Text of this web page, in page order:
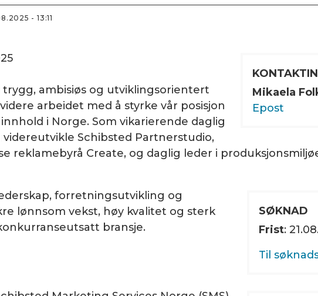
- 13:11
Mikaela
Epost
ambisiøs og utviklingsorientert
arbeidet med å styrke vår posisjon
i Norge. Som vikarierende daglig
Schibsted Partnerstudio,
reklamebyrå Create, og daglig leder i
SØKNAD
Frist:
Til
forretningsutvikling og
lønnsom vekst, høy kvalitet og sterk
bransje.